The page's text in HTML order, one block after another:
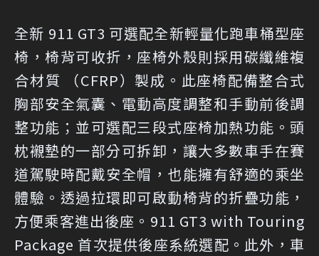
全新 911 GT3 可選配全新輕量化跑車桶型座
椅，椅背可收折，座椅外殼則採用碳纖維複
合材質 （CFRP）製成。此座椅配備整合式
胸部安全氣囊、電動高度調整和手動前後調
整功能；並可選配三段式座椅加熱功能。頭
枕襯墊的一部分可拆卸，讓大多數車手在賽
道駕駛時配戴安全帽，也能擁有舒適的乘坐
體驗。透過拉環即可啟動椅背的折疊功能，
方便乘客進出後座。911 GT3 with Touring
Package 首次提供後座系統選配。此外，車